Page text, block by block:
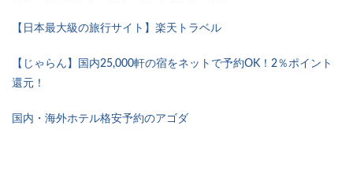
【日本最大級の旅行サイト】楽天トラベル
【じゃらん】国内25,000軒の宿をネットで予約OK！2％ポイント
還元！
国内・海外ホテル格安予約のアゴダ